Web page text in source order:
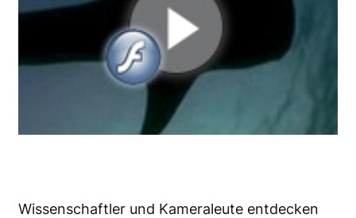
Wissenschaftler und Kameraleute entdecken